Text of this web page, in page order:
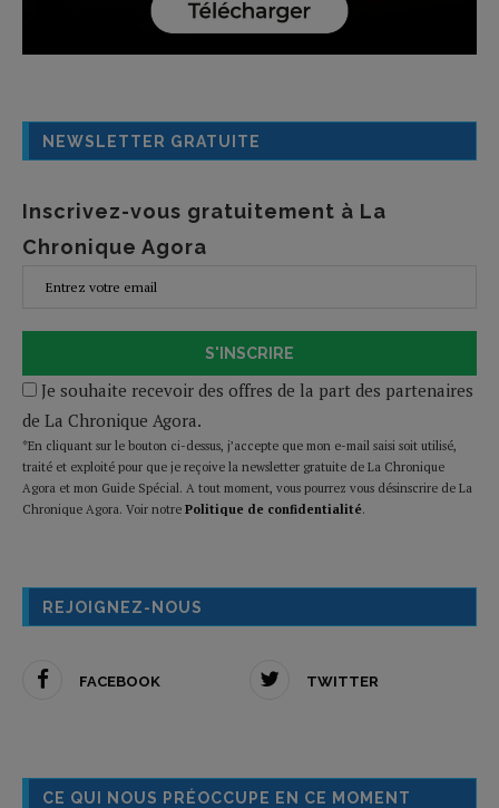
NEWSLETTER GRATUITE
Inscrivez-vous gratuitement à La
Chronique Agora
S'INSCRIRE
Je souhaite recevoir des offres de la part des partenaires
de La Chronique Agora.
*En cliquant sur le bouton ci-dessus, j’accepte que mon e-mail saisi soit utilisé,
traité et exploité pour que je reçoive la newsletter gratuite de La Chronique
Agora et mon Guide Spécial. A tout moment, vous pourrez vous désinscrire de La
Chronique Agora. Voir notre Politique de confidentialité.
REJOIGNEZ-NOUS
FACEBOOK TWITTER
CE QUI NOUS PRÉOCCUPE EN CE MOMENT